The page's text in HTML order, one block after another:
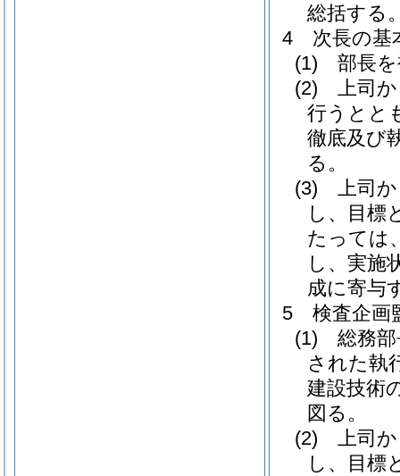
総括する
4
次長の基
(1)
部長
(2)
上司
行うとと
徹底及び
る。
(3)
上司
し、目標
たっては
し、実施
成に寄与
5
検査企画
(1)
総務
された執
建設技術
図る。
(2)
上司
し、目標